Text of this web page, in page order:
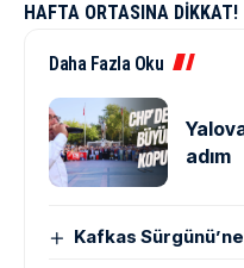
HAFTA ORTASINA DİKKAT!
Daha Fazla Oku
adım
Kafkas Sürgünü’ne